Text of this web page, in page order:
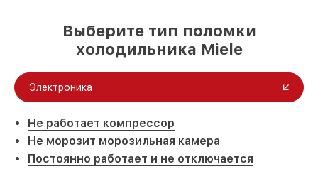
Выберите тип поломки
холодильника Miele
Электроника
Не работает компрессор
Не морозит морозильная камера
Постоянно работает и не отключается